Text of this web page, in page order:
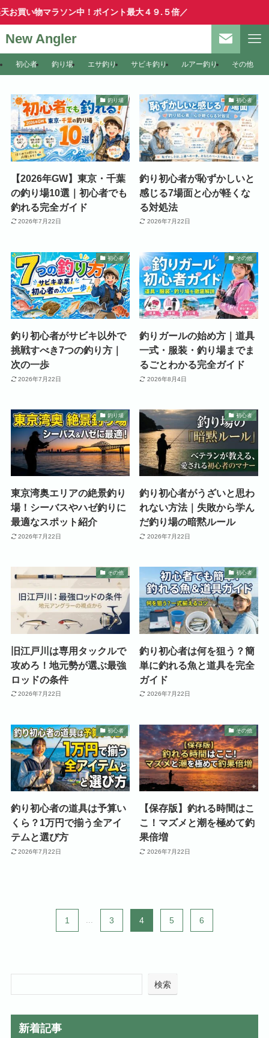
買い物マラソン中！ポイント最大４９.５倍／
New Angler
初心者 釣り場 エサ釣り サビキ釣り ルアー釣り その他
釣り場
【2026年GW】東京・千葉
の釣り場10選｜初心者でも
釣れる完全ガイド
2026年7月22日
初心者
釣り初心者が恥ずかしいと
感じる7場面と心が軽くな
る対処法
2026年7月22日
初心者
釣り初心者がサビキ以外で
挑戦すべき7つの釣り方｜
次の一歩
2026年7月22日
その他
釣りガールの始め方｜道具
一式・服装・釣り場までま
るごとわかる完全ガイド
2026年8月4日
釣り場
東京湾奥エリアの絶景釣り
場！シーバスやハゼ釣りに
最適なスポット紹介
2026年7月22日
初心者
釣り初心者がうざいと思わ
れない方法｜失敗から学ん
だ釣り場の暗黙ルール
2026年7月22日
その他
旧江戸川は専用タックルで
攻めろ！地元勢が選ぶ最強
ロッドの条件
2026年7月22日
初心者
釣り初心者は何を狙う？簡
単に釣れる魚と道具を完全
ガイド
2026年7月22日
初心者
釣り初心者の道具は予算い
くら？1万円で揃う全アイ
テムと選び方
2026年7月22日
その他
【保存版】釣れる時間はこ
こ！マズメと潮を極めて釣
果倍増
2026年7月22日
1 3 4 5 6
検索
新着記事